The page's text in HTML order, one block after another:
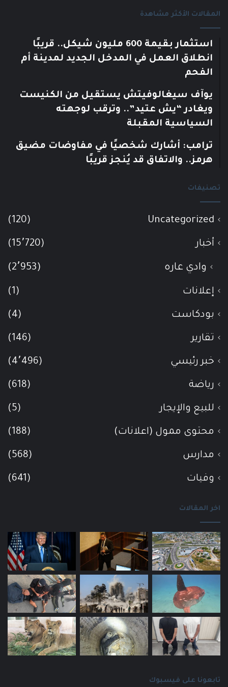
المقالات الأكثر مشاهدة
استثمار بقيمة 600 مليون شيكل.. قريبًا
انطلاق العمل في المدخل الجديد لمدينة أم
الفحم
يوآف سيغالوفيتش يستقيل من الكنيست
ويغادر “يش عتيد”.. وترقب لوجهته
السياسية المقبلة
ترامب: أشارك شخصيًا في مفاوضات مضيق
هرمز.. والاتفاق قد يُنجز قريبًا
تصنيفات
Uncategorized
(120)
أخبار (15٬720)
وادي عاره (2٬953)
إعلانات (1)
بودكاست (4)
تقارير (146)
خبر رئيسي (4٬496)
رياضة (618)
للبيع والإيجار (5)
محتوى ممول (اعلانات) (188)
مدارس (568)
وفيات (641)
اخر المقالات
تابعونا على فيسبوك